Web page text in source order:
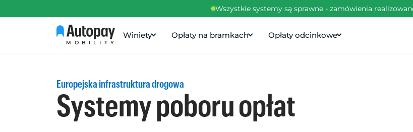
Wszystkie systemy są sprawne - zamówienia
MOBILITY
Winiety Opłaty na bramkach Opłaty odcinkowe
Europejska infrastruktura drogowa
Systemy poboru opłat